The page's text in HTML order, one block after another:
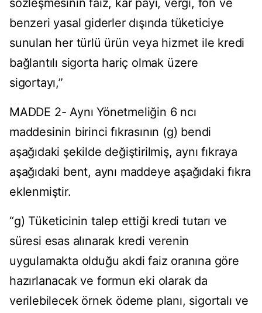
sözleşmesinin faiz, kâr payı, vergi, fon ve
benzeri yasal giderler dışında tüketiciye
sunulan her türlü ürün veya hizmet ile kredi
bağlantılı sigorta hariç olmak üzere
sigortayı,”
MADDE 2- Aynı Yönetmeliğin 6 ncı
maddesinin birinci fıkrasının (g) bendi
aşağıdaki şekilde değiştirilmiş, aynı fıkraya
aşağıdaki bent, aynı maddeye aşağıdaki fıkra
eklenmiştir.
“g) Tüketicinin talep ettiği kredi tutarı ve
süresi esas alınarak kredi verenin
uygulamakta olduğu akdi faiz oranına göre
hazırlanacak ve formun eki olarak da
verilebilecek örnek ödeme planı, sigortalı ve